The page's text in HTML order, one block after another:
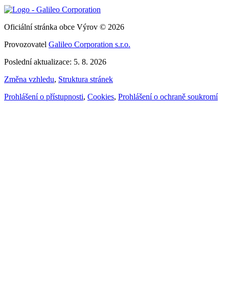
Oficiální stránka obce Výrov © 2026
Provozovatel Galileo Corporation s.r.o.
Poslední aktualizace: 5. 8. 2026
Změna vzhledu, Struktura stránek
Prohlášení o přístupnosti, Cookies, Prohlášení o ochraně soukromí